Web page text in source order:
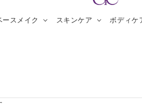
ースメイク スキンケア ボディケ